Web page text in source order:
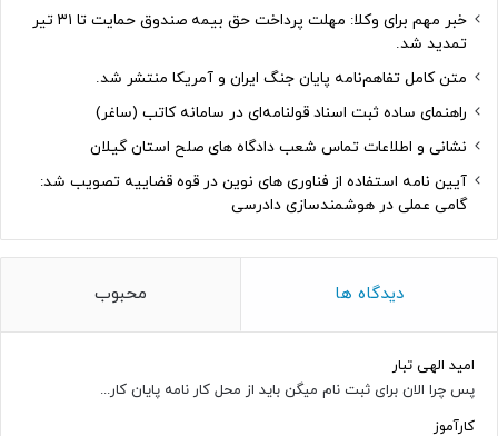
خبر مهم برای وکلا: مهلت پرداخت حق بیمه صندوق حمایت تا ۳۱ تیر
تمدید شد.
متن کامل تفاهم‌نامه پایان جنگ ایران و آمریکا منتشر شد.
راهنمای ساده ثبت اسناد قولنامه‌ای در سامانه کاتب (ساغر)
نشانی و اطلاعات تماس شعب دادگاه های صلح استان گیلان
آیین نامه استفاده از فناوری های نوین در قوه قضاییه تصویب شد:
گامی عملی در هوشمندسازی دادرسی
دیدگاه ها محبوب
امید الهی تبار
پس چرا الان برای ثبت نام میگن باید از محل کار نامه پایان کار...
کارآموز